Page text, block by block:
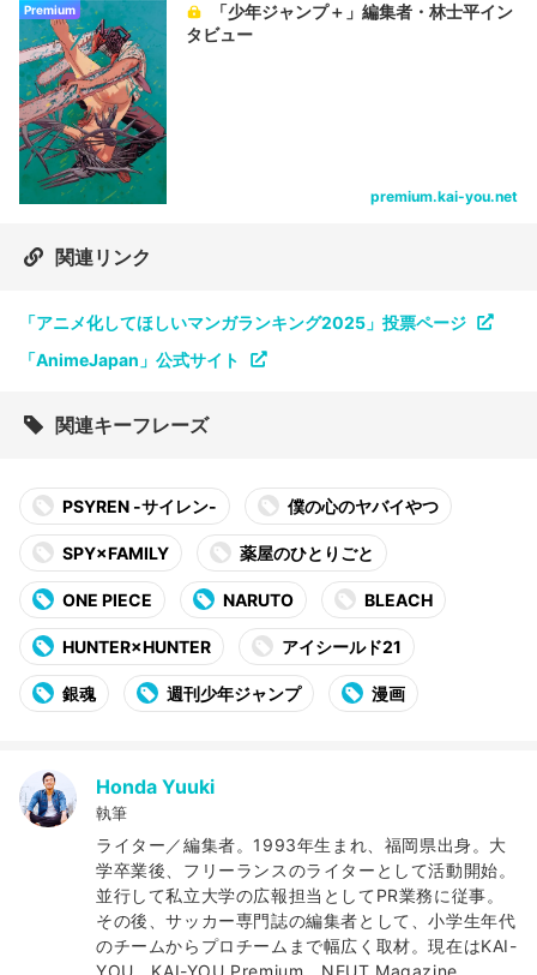
Premium
「少年ジャンプ＋」編集者・林士平イン
タビュー
premium.kai-you.net
関連リンク
「アニメ化してほしいマンガランキング2025」投票ページ
「AnimeJapan」公式サイト
関連キーフレーズ
PSYREN -サイレン- 僕の心のヤバイやつ
SPY×FAMILY 薬屋のひとりごと
ONE PIECE NARUTO BLEACH
HUNTER×HUNTER アイシールド21
銀魂 週刊少年ジャンプ 漫画
Honda Yuuki
執筆
ライター／編集者。1993年生まれ、福岡県出身。大
学卒業後、フリーランスのライターとして活動開始。
並行して私立大学の広報担当としてPR業務に従事。
その後、サッカー専門誌の編集者として、小学生年代
のチームからプロチームまで幅広く取材。現在はKAI-
YOU、KAI-YOU Premium、NEUT Magazine、